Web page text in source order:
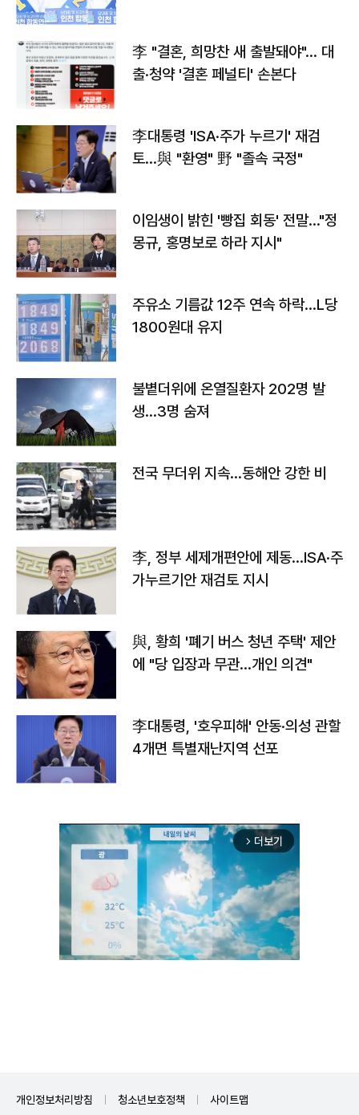
李 "결혼, 희망찬 새 출발돼야"… 대
출·청약 '결혼 페널티' 손본다
李대통령 'ISA·주가 누르기' 재검
토…與 "환영" 野 "졸속 국정"
이임생이 밝힌 '빵집 회동' 전말…"정
몽규, 홍명보로 하라 지시"
주유소 기름값 12주 연속 하락…L당
1800원대 유지
불볕더위에 온열질환자 202명 발
생…3명 숨져
전국 무더위 지속…동해안 강한 비
李, 정부 세제개편안에 제동…ISA·주
가누르기안 재검토 지시
與, 황희 '폐기 버스 청년 주택' 제안
에 "당 입장과 무관…개인 의견"
李대통령, '호우피해' 안동·의성 관할
4개면 특별재난지역 선포
arrow_forward_ios 더보기
개인정보처리방침 청소년보호정책 사이트맵